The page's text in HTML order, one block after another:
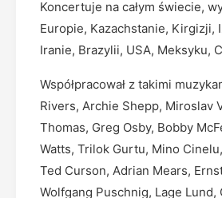
Koncertuje na całym świecie,
Europie, Kazachstanie, Kirgizji,
Iranie, Brazylii, USA, Meksyku,
Współpracował z takimi
Rivers, Archie Shepp, Miroslav
Thomas, Greg Osby, Bobby
Watts, Trilok Gurtu, Mino
Ted Curson, Adrian Mears,
Wolfgang Puschnig, Lage Lund,